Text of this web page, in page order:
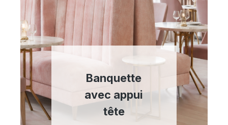
Banquette
avec appui
tête